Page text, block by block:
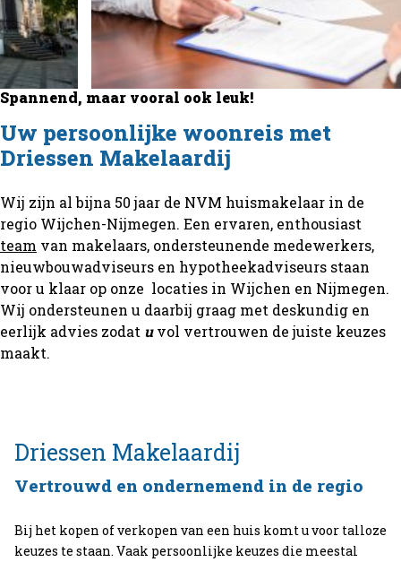
Spannend, maar vooral ook leuk!
Uw persoonlijke woonreis met
Driessen Makelaardij
Wij zijn al bijna 50 jaar de NVM huismakelaar in de
regio Wijchen-Nijmegen. Een ervaren, enthousiast
team van makelaars, ondersteunende medewerkers,
nieuwbouwadviseurs en hypotheekadviseurs staan
voor u klaar op onze locaties in Wijchen en Nijmegen.
Wij ondersteunen u daarbij graag met deskundig en
eerlijk advies zodat uvol vertrouwen de juiste keuzes
maakt.
Vertrouwd en ondernemend in de regio
Driessen Makelaardij
Bij het kopen of verkopen van een huis komt u voor talloze
keuzes te staan. Vaak persoonlijke keuzes die meestal